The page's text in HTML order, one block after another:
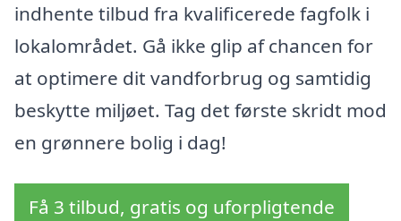
indhente tilbud fra kvalificerede fagfolk i
lokalområdet. Gå ikke glip af chancen for
at optimere dit vandforbrug og samtidig
beskytte miljøet. Tag det første skridt mod
en grønnere bolig i dag!
Få 3 tilbud, gratis og uforpligtende